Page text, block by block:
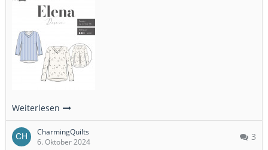
Weiterlesen
CharmingQuilts
6. Oktober 2024
3